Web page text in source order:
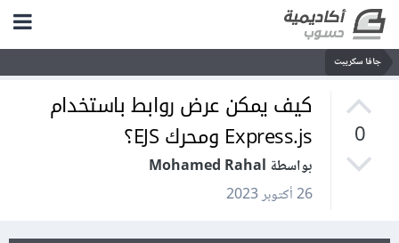
جافا سكريبت
0
كيف يمكن عرض روابط باستخدام
Express.js ومحرك EJS؟
بواسطة Mohamed Rahal
26 أكتوبر 2023